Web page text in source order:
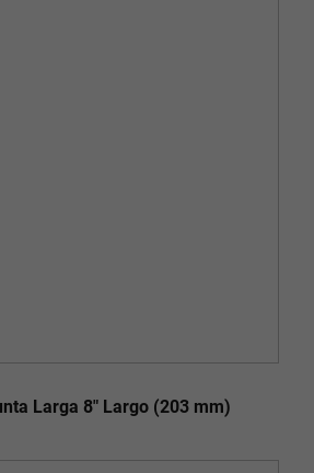
Larga 8" Largo (203 mm)